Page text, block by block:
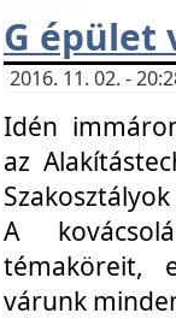
G épület
2016. 11. 02. -
Idén
az
A
témaköreit,
várunk